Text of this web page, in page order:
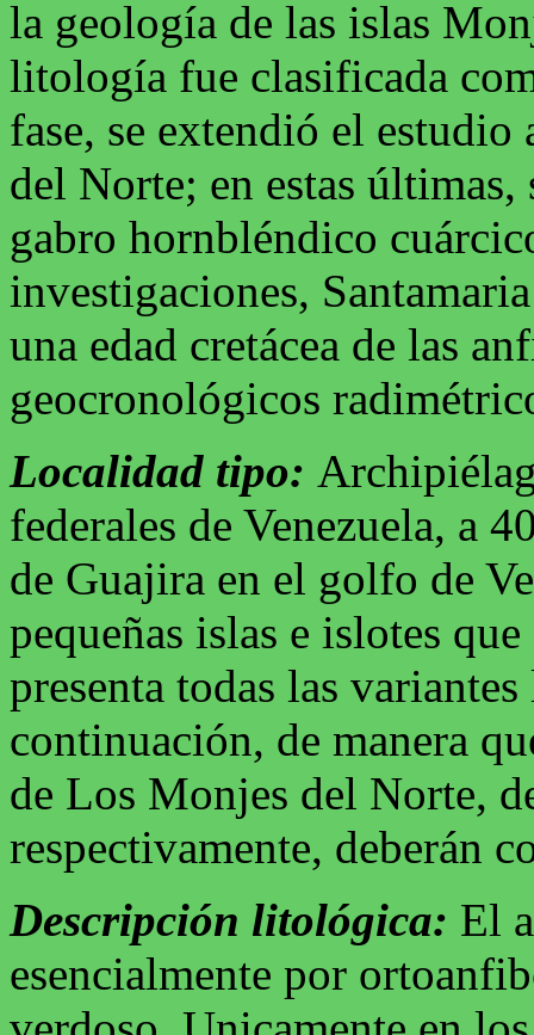
la geología de las islas
litología fue clasificada
fase, se extendió el
del Norte; en estas
gabro hornbléndico
investigaciones,
una edad cretácea de las
geocronológicos
Localidad tipo:
federales de Venezuela, a
de Guajira en el golfo de
pequeñas islas e islotes
presenta todas las
continuación, de manera
de Los Monjes del Norte,
respectivamente, deberán
Descripción litológica: El
esencialmente por